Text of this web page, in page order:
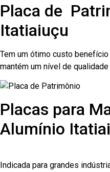
Placa de
Itatiaiuçu
Tem um ótimo custo
mantém um nível de
Placas para
Alumínio
Indicada para grandes